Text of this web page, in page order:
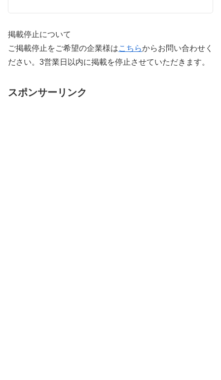
掲載停止について
ご掲載停止をご希望の企業様はこちらからお問い合わせく
ださい。3営業日以内に掲載を停止させていただきます。
スポンサーリンク